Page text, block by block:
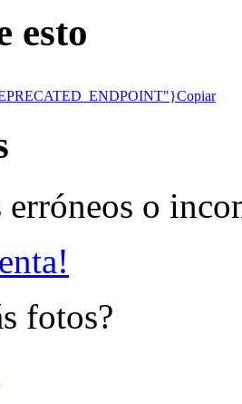
esto
Copiar
erróneos o
fotos?